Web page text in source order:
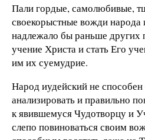
Пали гордые, самолюбивые,
своекорыстные вожди
надлежало бы раньше других
учение Христа и стать Его
им их суемудрие.
Народ иудейский не способен
анализировать и правильно
к явившемуся Чудотворцу и
слепо повиноваться своим